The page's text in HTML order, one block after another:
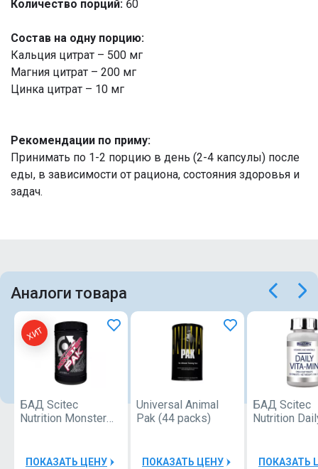
Количество порций: 60
Состав на одну порцию:
Кальция цитрат – 500 мг
Магния цитрат – 200 мг
Цинка цитрат – 10 мг
Рекомендации по приму:
Принимать по 1-2 порцию в день (2-4 капсулы) после
еды, в зависимости от рациона, состояния здоровья и
задач.
Аналоги товара
ХИТ
БАД Scitec
Nutrition Monster
ПОКАЗАТЬ ЦЕНУ
Universal Animal
Pak (44 packs)
ПОКАЗАТЬ ЦЕНУ
БАД Scitec
Nutrition
ПОКАЗАТЬ